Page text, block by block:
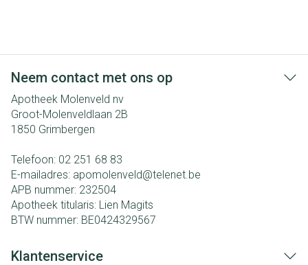
Neem contact met ons op
Apotheek Molenveld nv
Groot-Molenveldlaan 2B
1850 Grimbergen
Telefoon: 02 251 68 83
E-mailadres: apomolenveld@telenet.be
APB nummer: 232504
Apotheek titularis: Lien Magits
BTW nummer: BE0424329567
Klantenservice